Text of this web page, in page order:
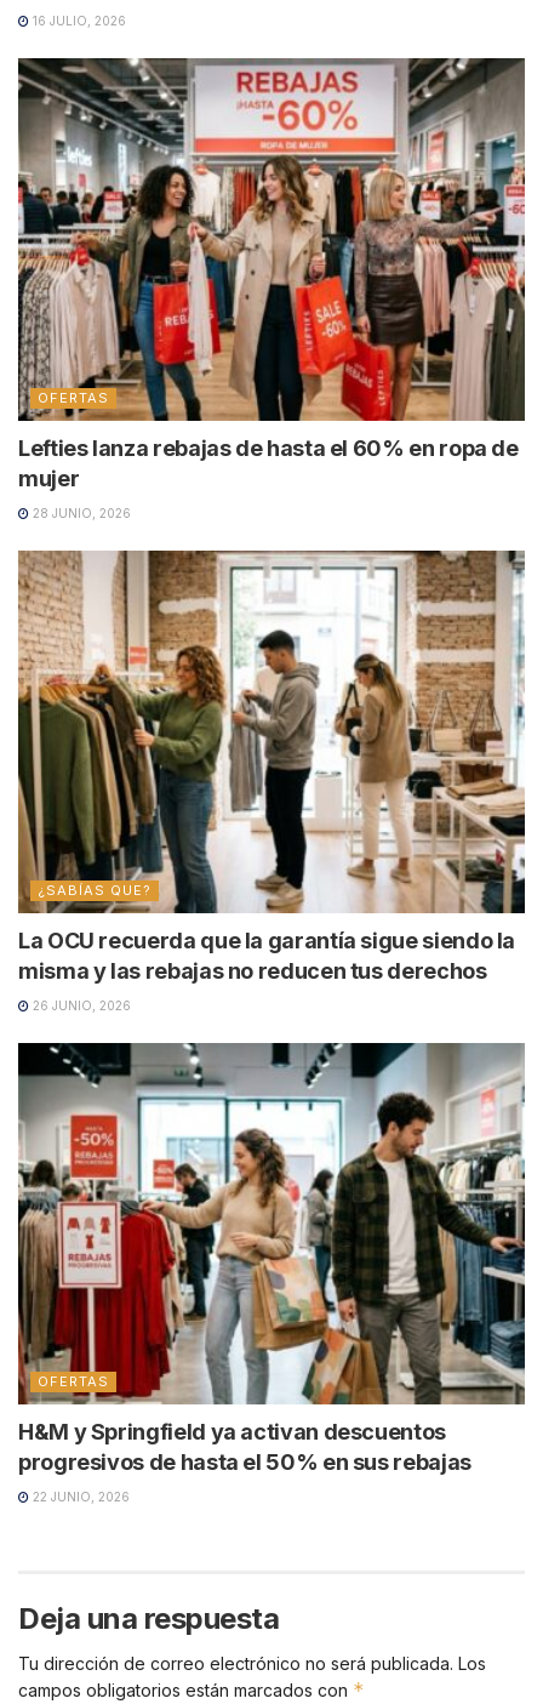
16 JULIO, 2026
OFERTAS
Lefties lanza rebajas de hasta el 60% en ropa de
mujer
28 JUNIO, 2026
¿SABÍAS QUE?
La OCU recuerda que la garantía sigue siendo la
misma y las rebajas no reducen tus derechos
26 JUNIO, 2026
OFERTAS
H&M y Springfield ya activan descuentos
progresivos de hasta el 50% en sus rebajas
22 JUNIO, 2026
Deja una respuesta
Tu dirección de correo electrónico no será publicada. Los
campos obligatorios están marcados con *